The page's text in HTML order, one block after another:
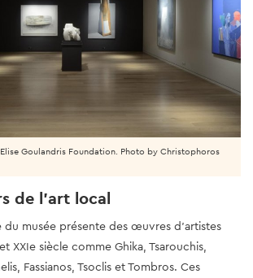
de l'art local
du musée présente des œuvres d'artistes
XXIe siècle comme Ghika, Tsarouchis,
Fassianos, Tsoclis et Tombros. Ces
Goulandris Foundation. Photo by Christophoros